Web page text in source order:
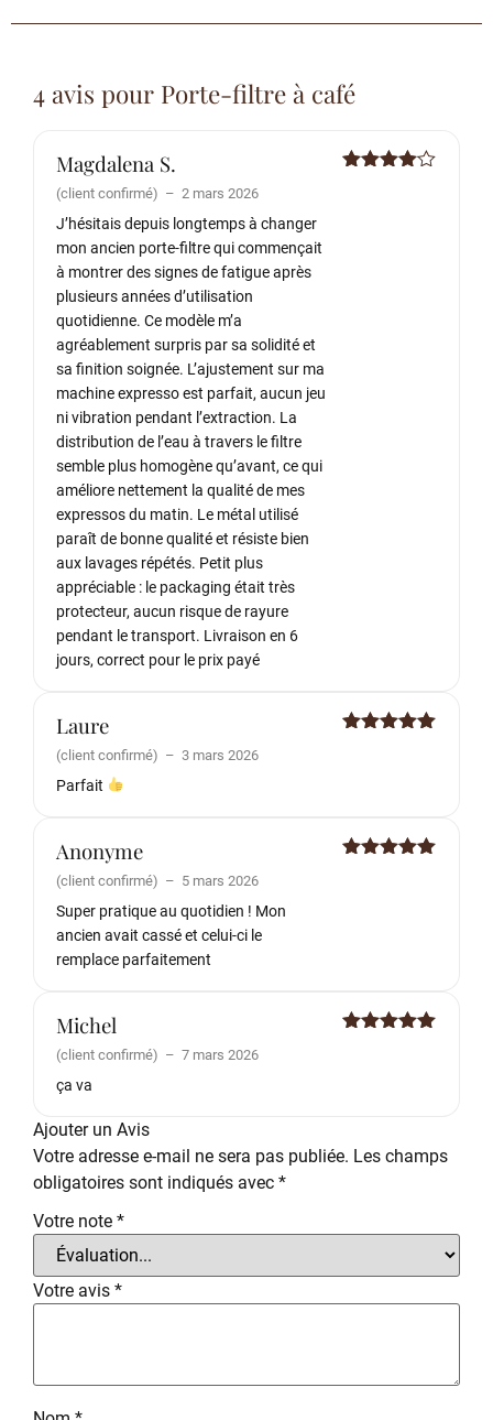
4 avis pour Porte-filtre à café
Magdalena S.
(client confirmé) – 2 mars 2026
J’hésitais depuis longtemps à changer
mon ancien porte-filtre qui commençait
à montrer des signes de fatigue après
plusieurs années d’utilisation
quotidienne. Ce modèle m’a
agréablement surpris par sa solidité et
sa finition soignée. L’ajustement sur ma
machine expresso est parfait, aucun jeu
ni vibration pendant l’extraction. La
distribution de l’eau à travers le filtre
semble plus homogène qu’avant, ce qui
améliore nettement la qualité de mes
expressos du matin. Le métal utilisé
paraît de bonne qualité et résiste bien
aux lavages répétés. Petit plus
appréciable : le packaging était très
protecteur, aucun risque de rayure
pendant le transport. Livraison en 6
jours, correct pour le prix payé
Laure
(client confirmé) – 3 mars 2026
Parfait
Anonyme
(client confirmé) – 5 mars 2026
Super pratique au quotidien ! Mon
ancien avait cassé et celui-ci le
remplace parfaitement
Michel
(client confirmé) – 7 mars 2026
ça va
Ajouter un Avis
Votre adresse e-mail ne sera pas publiée. Les champs
obligatoires sont indiqués avec *
Votre note *
Votre avis *